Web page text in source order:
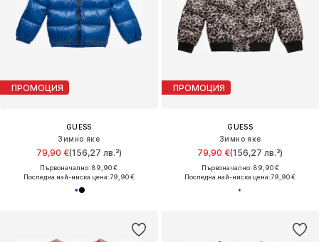
ПРОМОЦИЯ
GUESS
Зимно яке
79,90 €(156,27 лв.³)
Първоначално: 89,90 €
Последна най-ниска цена:79,90 €
ПРОМОЦИЯ
GUESS
Зимно яке
79,90 €(156,27 лв.³)
Първоначално: 89,90 €
Последна най-ниска цена:79,90 €